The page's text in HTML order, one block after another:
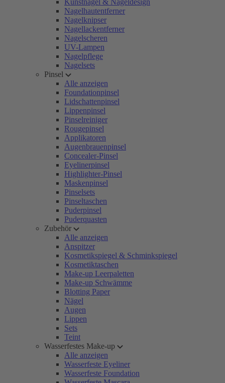
Kunstnägel & Nageldesign
Nagelhautentferner
Nagelknipser
Nagellackentferner
Nagelscheren
UV-Lampen
Nagelpflege
Nagelsets
Pinsel
Alle anzeigen
Foundationpinsel
Lidschattenpinsel
Lippenpinsel
Pinselreiniger
Rougepinsel
Applikatoren
Augenbrauenpinsel
Concealer-Pinsel
Eyelinerpinsel
Highlighter-Pinsel
Maskenpinsel
Pinselsets
Pinseltaschen
Puderpinsel
Puderquasten
Zubehör
Alle anzeigen
Anspitzer
Kosmetikspiegel & Schminkspiegel
Kosmetiktaschen
Make-up Leerpaletten
Make-up Schwämme
Blotting Paper
Nägel
Augen
Lippen
Sets
Teint
Wasserfestes Make-up
Alle anzeigen
Wasserfeste Eyeliner
Wasserfeste Foundation